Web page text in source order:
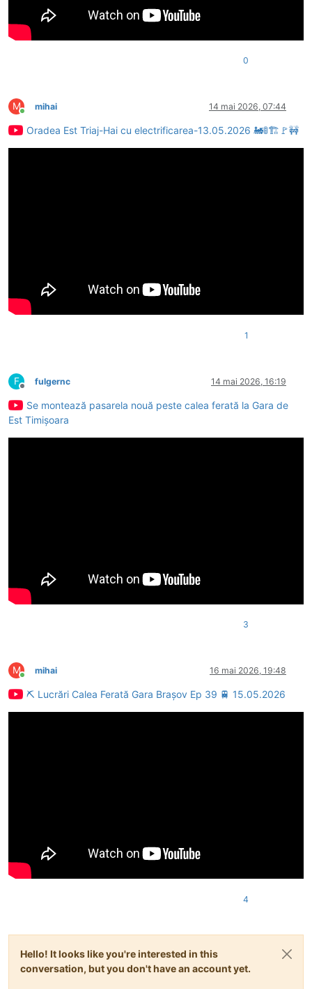
0
M
Conectat
mihai 14 mai 2026, 07:44
Oradea Est Triaj-Hai cu electrificarea-13.05.2026 🚂🚦🏗🚩🚧
1
F
Deconectat
fulgernc 14 mai 2026, 16:19
Se montează pasarela nouă peste calea ferată la Gara de
Est Timișoara
3
M
Conectat
mihai 16 mai 2026, 19:48
⛏ Lucrări Calea Ferată Gara Brașov Ep 39 🚆 15.05.2026
4
Hello! It looks like you're interested in this
conversation, but you don't have an account yet.